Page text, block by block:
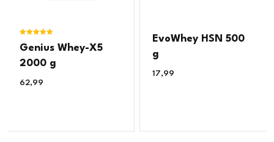
5.00
Genius Whey-X5
2000 g
62,99
EvoWhey HSN 500
g
17,99